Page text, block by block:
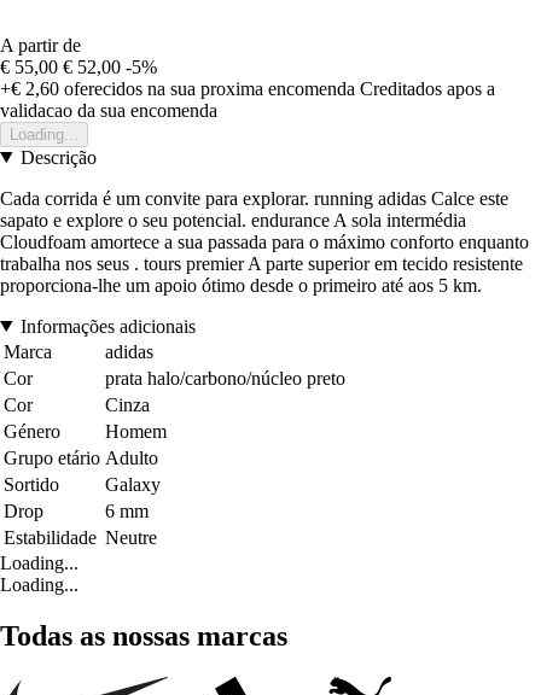
A partir de
€ 55,00 € 52,00 -5%
+€ 2,60 oferecidos na sua proxima encomenda Creditados apos a
validacao da sua encomenda
Loading...
Descrição
Cada corrida é um convite para explorar. running adidas Calce este
sapato e explore o seu potencial. endurance A sola intermédia
Cloudfoam amortece a sua passada para o máximo conforto enquanto
trabalha nos seus . tours premier A parte superior em tecido resistente
proporciona-lhe um apoio ótimo desde o primeiro até aos 5 km.
Informações adicionais
Marca
adidas
Cor
prata halo/carbono/núcleo preto
Cor
Cinza
Género
Homem
Grupo etário Adulto
Sortido
Galaxy
Drop
6 mm
Estabilidade Neutre
Loading...
Loading...
Todas as nossas marcas